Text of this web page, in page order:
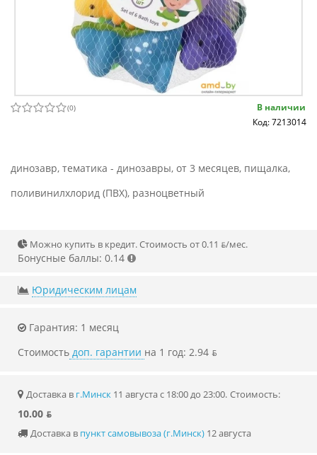
(0)
В наличии
Код: 7213014
динозавр, тематика - динозавры, от 3 месяцев, пищалка,
поливинилхлорид (ПВХ), разноцветный
Можно купить в кредит. Стоимость от 0.11 ƃ/мec.
Бонусные баллы: 0.14
Юридическим лицам
Гарантия: 1 месяц
Стоимость доп. гарантии на 1 год: 2.94 ƃ
Доставка в г.Минск 11 августа с 18:00 до 23:00. Стоимость:
10.00 ƃ
Доставка в пункт самовывоза (г.Минск) 12 августа